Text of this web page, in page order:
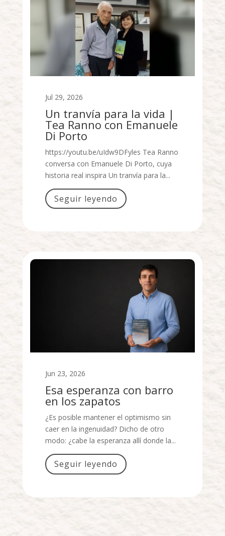
Jul 29, 2026
Un tranvía para la vida |
Tea Ranno con Emanuele
Di Porto
https://youtu.be/uIdw9DFyles Tea Ranno
conversa con Emanuele Di Porto, cuya
historia real inspira Un tranvía para la...
Seguir leyendo
Jun 23, 2026
Esa esperanza con barro
en los zapatos
¿Es posible mantener el optimismo sin
caer en la ingenuidad? Dicho de otro
modo: ¿cabe la esperanza allí donde la...
Seguir leyendo